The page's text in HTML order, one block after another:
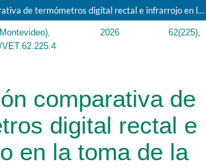
Evaluación comparativa de termómetros digital rectal e infrarrojo en la toma de la temperatura corporal equina